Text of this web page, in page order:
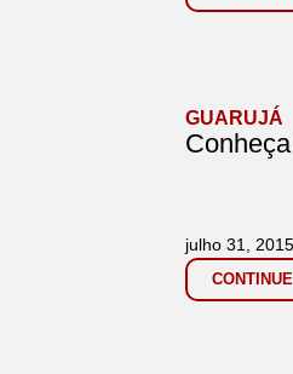
GUARUJÁ
julho 31, 2015